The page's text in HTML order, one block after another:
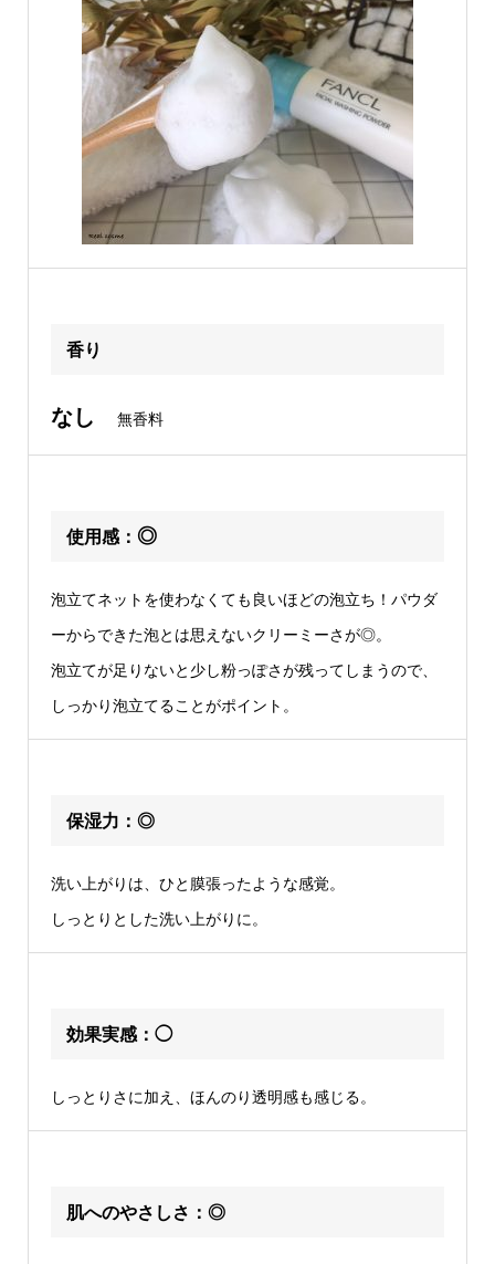
香り
なし 無香料
使用感： ◎
泡立てネットを使わなくても良いほどの泡立ち！パウダ
ーからできた泡とは思えないクリーミーさが◎。
泡立てが足りないと少し粉っぽさが残ってしまうので、
しっかり泡立てることがポイント。
保湿力：◎
洗い上がりは、ひと膜張ったような感覚。
しっとりとした洗い上がりに。
効果実感：◯
しっとりさに加え、ほんのり透明感も感じる。
肌へのやさしさ：◎